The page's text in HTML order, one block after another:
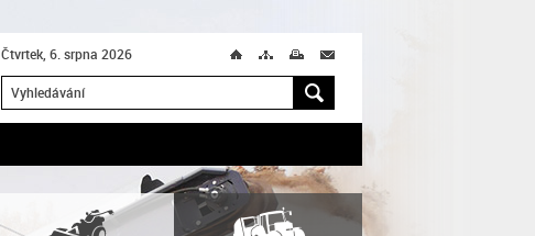
Čtvrtek, 6. srpna 2026 Ú M T M
H